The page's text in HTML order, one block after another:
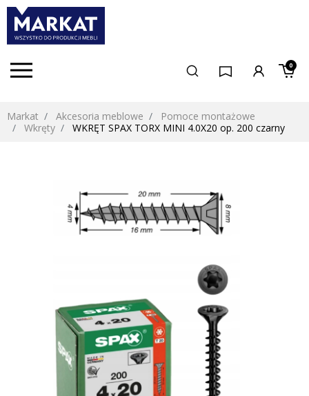
0
Markat Akcesoria meblowe
Pomoce montażowe
Wkręty
WKRĘT SPAX TORX MINI 4.0X20 op. 200 czarny